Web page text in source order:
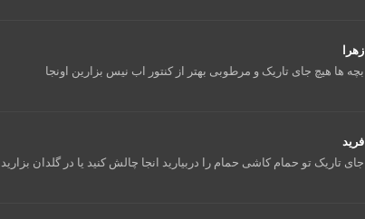
زهرا
بچه ها هیچ جای تاریک و مرطوبی بهتر از کنتور اب نیس بزارین اونجا
فرید
جای تاریک تو حمام کاشی حمام را دربیارید انجا چالش کنید یا در گلدان بزارید